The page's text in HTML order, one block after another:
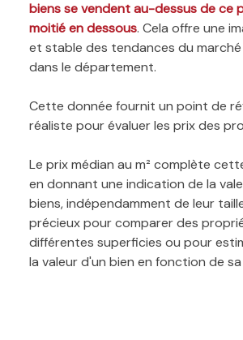
biens se vendent au-dessus de ce
moitié en dessous. Cela offre une
et stable des tendances du marché
dans le département.
Cette donnée fournit un point de
réaliste pour évaluer les prix des
Le prix médian au m² complète
en donnant une indication de la
biens, indépendamment de leur
précieux pour comparer des
différentes superficies ou pour
la valeur d'un bien en fonction de